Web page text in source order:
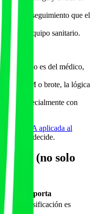
de seguimiento que el
con el equipo sanitario.
El criterio es del médico,
de PEM o brote, la lógica
especialmente con
en IA aplicada al
decide.
(no solo
Por qué importa
de si la dosificación es